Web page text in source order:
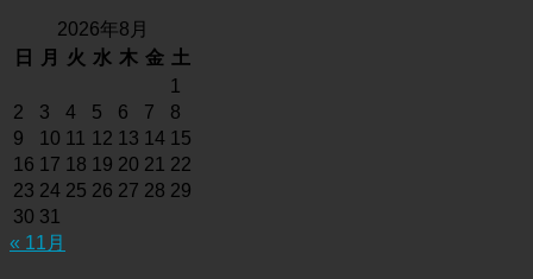
2026年8月
日
月 火 水 木 金 土
1
2
3 4 5 6 7
8
9
10 11 12 13 14 15
16 17 18 19 20 21 22
23 24 25 26 27 28 29
30 31
« 11月